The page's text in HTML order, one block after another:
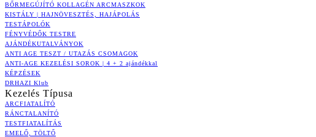
BŐRMEGÚJÍTÓ KOLLAGÉN ARCMASZKOK
KISTÁLY | HAJNÖVESZTÉS, HAJÁPOLÁS
TESTÁPOLÓK
FÉNYVÉDŐK TESTRE
AJÁNDÉKUTALVÁNYOK
ANTI AGE TESZT / UTAZÁS CSOMAGOK
ANTI-AGE KEZELÉSI SOROK | 4 + 2 ajándékkal
KÉPZÉSEK
DRHAZI Klub
Kezelés Típusa
ARCFIATALÍTÓ
RÁNCTALANÍTÓ
TESTFIATALÍTÁS
EMELŐ, TÖLTŐ